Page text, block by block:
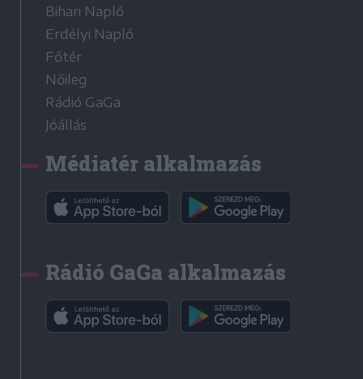
Bihari Napló
Erdélyi Napló
Főtér
Nőileg
Rádió GaGa
Jóállás
Médiatér alkalmazás
Rádió GaGa alkalmazás